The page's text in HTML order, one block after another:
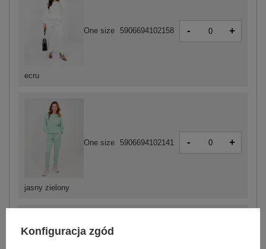
ecru
One size 5906694102158 - +
jasny zielony
One size 5906694102141 - +
Konfiguracja zgód